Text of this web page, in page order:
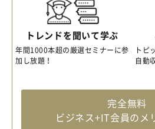
トレンドを聞いて学ぶ
年間1000本超の厳選セミナーに参
加し放題！
トピ
自動
完全無料
ビジネス+IT会員のメ